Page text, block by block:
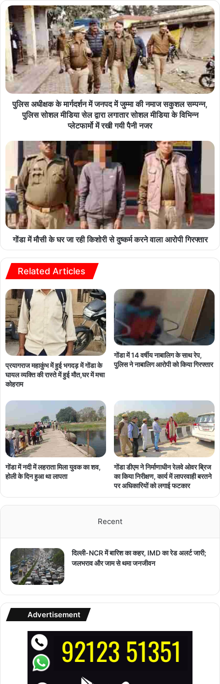
पुलिस अधीक्षक के मार्गदर्शन में जनपद में जुम्मा की नमाज सकुशल सम्पन्न,
पुलिस सोशल मीडिया सेल द्वारा लगातार सोशल मीडिया के विभिन्न
प्लेटफार्मो में रखी गयी पैनी नजर
गोंडा में मौसी के घर जा रही किशोरी से दुष्कर्म करने वाला आरोपी गिरफ्तार
Related Articles
प्रयागराज महाकुंभ में हुई भगदड़ में गोंडा के
घायल व्यक्ति की रास्ते में हुई मौत,घर में मचा
कोहराम
गोंडा में 14 वर्षीय नाबालिग के साथ रेप,
पुलिस ने नाबालिग आरोपी को किया गिरफ्तार
गोंडा में नदी में लहराता मिला युवक का शव,
होली के दिन हुआ था लापता
गोंडा डीएम ने निर्माणाधीन रेलवे ओवर ब्रिज
का किया निरीक्षण, कार्य में लापरवाही बरतने
पर अधिकारियों को लगाई फटकार
Recent
दिल्ली-NCR में बारिश का कहर, IMD का रेड अलर्ट जारी;
जलभराव और जाम से थमा जनजीवन
Advertisement